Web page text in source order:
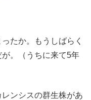
たか。もうしばらく
。（うちに来て5年
ンシスの群生株があ